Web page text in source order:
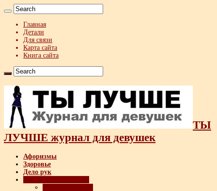
Главная
Детали
Для связи
Карта сайта
Книга сайта
ТЫ
ЛУЧШЕ журнал для девушек
Афоризмы
Здоровье
Дело рук